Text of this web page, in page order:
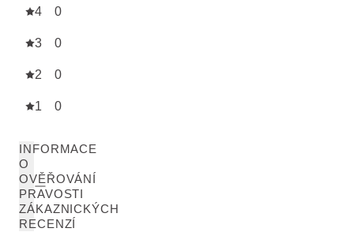
4 0
3 0
2 0
1 0
INFORMACE
O
OVĚŘOVÁNÍ
PRAVOSTI
ZÁKAZNICKÝCH
RECENZÍ